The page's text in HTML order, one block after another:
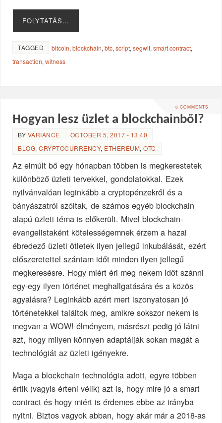
FOLYTATÁS…
TAGGED bitcoin,blockchain,btc,script,segwit,smart contract,
transaction,witness
8 COMMENTS
Hogyan lesz üzlet a blockchainből?
BY VARIANCE
OCTOBER 5, 2017 - 13:40
BLOG,CRYPTOCURRENCY, ETHEREUM,OTC
Az elmúlt bő egy hónapban többen is megkerestetek
különböző üzleti tervekkel, gondolatokkal. Ezek
nyilvánvalóan leginkább a cryptopénzekről és a
bányászatról szóltak, de számos egyéb blockchain
alapú üzleti téma is előkerült. Mivel blockchain-
evangelistaként kötelességemnek érzem a hazai
ébredező üzleti ötletek ilyen jellegű inkubálását, ezért
előszeretettel szántam időt minden ilyen jellegű
megkeresésre. Hogy miért éri meg nekem időt szánni
egy-egy ilyen történet meghallgatására és a közös
agyalásra? Leginkább azért mert iszonyatosan jó
történetekkel találtok meg, amikre sokszor nekem is
megvan a WOW! élményem, másrészt pedig jó látni
azt, hogy milyen könnyen adaptálják sokan magát a
technológiát az üzleti igényekre.
Maga a blockchain technológia adott, egyre többen
értik (vagyis érteni vélik) azt is, hogy mire jó a smart
contract és hogy miért is érdemes ebbe az irányba
nyitni. Biztos vagyok abban, hogy akár már a 2018-as